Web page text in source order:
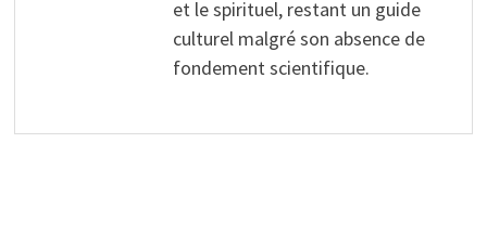
et le spirituel, restant un guide
culturel malgré son absence de
fondement scientifique.